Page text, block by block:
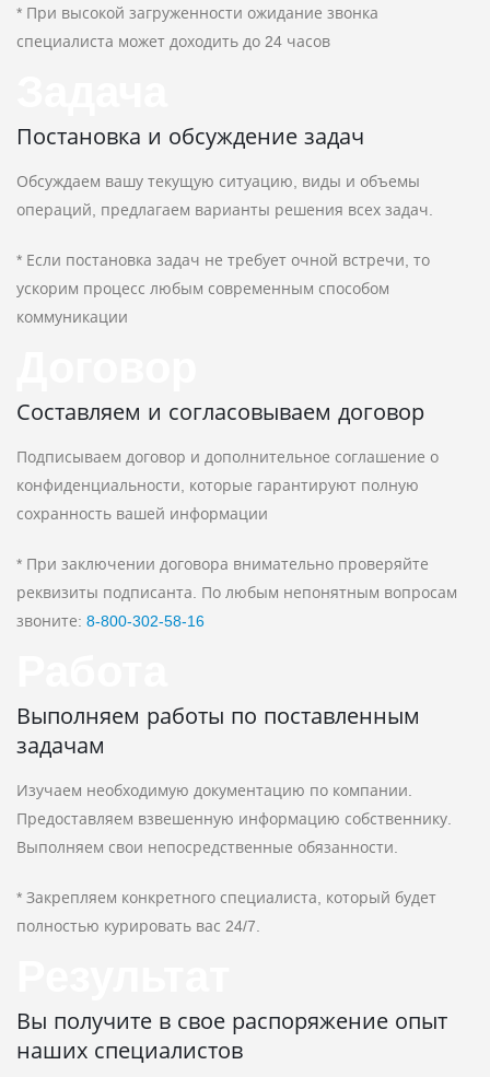
* При высокой загруженности ожидание звонка
специалиста может доходить до 24 часов
Постановка и обсуждение задач
Обсуждаем вашу текущую ситуацию, виды и объемы
операций, предлагаем варианты решения всех задач.
* Если постановка задач не требует очной встречи, то
ускорим процесс любым современным способом
коммуникации
Составляем и согласовываем договор
Подписываем договор и дополнительное соглашение о
конфиденциальности, которые гарантируют полную
сохранность вашей информации
* При заключении договора внимательно проверяйте
реквизиты подписанта. По любым непонятным вопросам
звоните: 8‑800‑302‑58‑16
Выполняем работы по поставленным
задачам
Изучаем необходимую документацию по компании.
Предоставляем взвешенную информацию собственнику.
Выполняем свои непосредственные обязанности.
* Закрепляем конкретного специалиста, который будет
полностью курировать вас 24/7.
Вы получите в свое распоряжение опыт
наших специалистов